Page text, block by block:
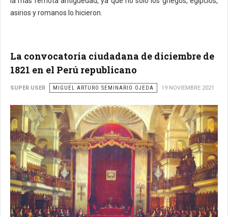
asirios y romanos lo hicieron.
La convocatoria ciudadana de diciembre de
1821 en el Perú republicano
SUPER USER MIGUEL ARTURO SEMINARIO OJEDA 19 NOVIEMBRE 2021